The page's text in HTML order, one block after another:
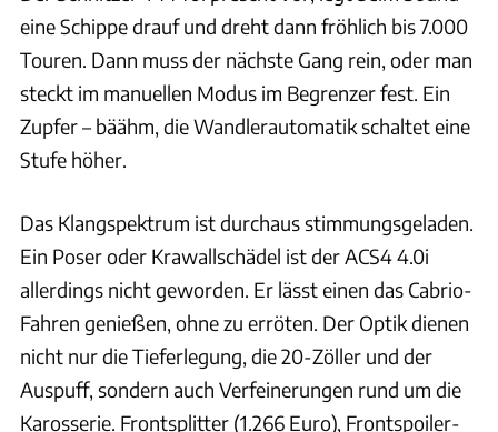
eine Schippe drauf und dreht dann fröhlich bis 7.000
Touren. Dann muss der nächste Gang rein, oder man
steckt im manuellen Modus im Begrenzer fest. Ein
Zupfer – bäähm, die Wandlerautomatik schaltet eine
Stufe höher.
Das Klangspektrum ist durchaus stimmungsgeladen.
Ein Poser oder Krawallschädel ist der ACS4 4.0i
allerdings nicht geworden. Er lässt einen das Cabrio-
Fahren genießen, ohne zu erröten. Der Optik dienen
nicht nur die Tieferlegung, die 20-Zöller und der
Auspuff, sondern auch Verfeinerungen rund um die
Karosserie. Frontsplitter (1.266 Euro), Frontspoiler-